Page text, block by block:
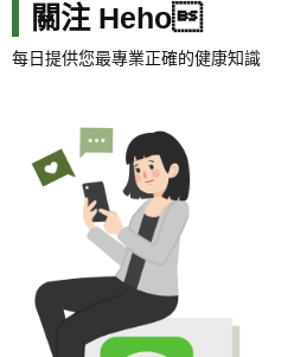
關注 Heho
每日提供您最專業正確的健康知識